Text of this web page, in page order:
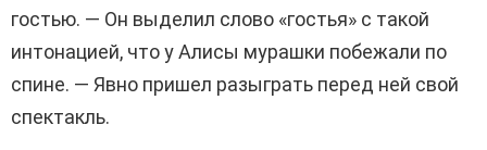
гостью. — Он выделил слово «гостья» с такой
интонацией, что у Алисы мурашки побежали по
спине. — Явно пришел разыграть перед ней свой
спектакль.